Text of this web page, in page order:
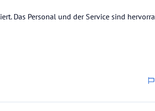
Das Personal und der Service sind